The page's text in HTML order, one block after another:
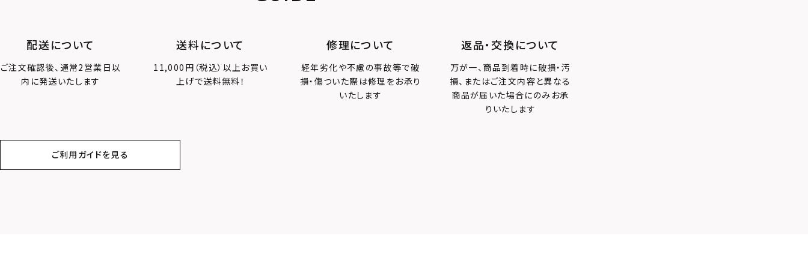
配送について
ご注文確認後、通常2営業日以
内に発送いたします
送料について
11,000円（税込）以上お買い
上げで送料無料！
修理について
経年劣化や不慮の事故等で破
損・傷ついた際は修理をお承り
いたします
返品・交換について
万が一、商品到着時に破損・汚
損、またはご注文内容と異なる
商品が届いた場合にのみお承
りいたします
ご利用ガイドを見る